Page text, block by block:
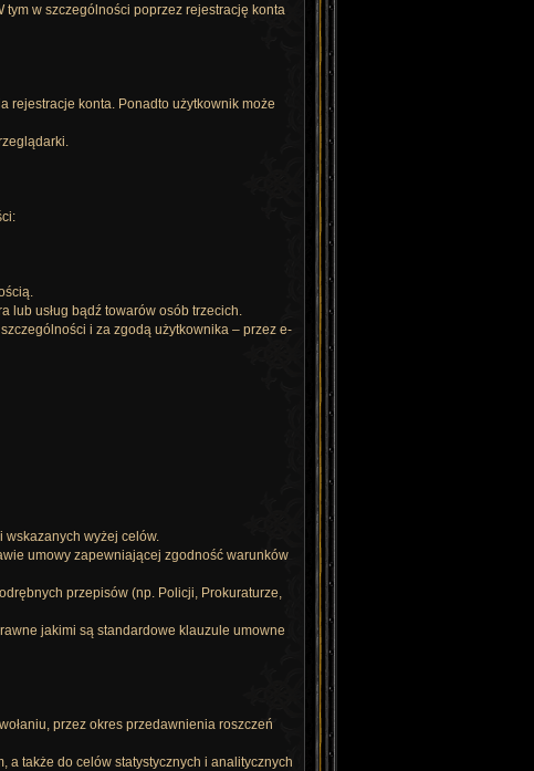
w szczególności poprzez rejestrację konta
rejestracje konta. Ponadto użytkownik może
lub usług bądź towarów osób trzecich.
i za zgodą użytkownika – przez e-
wyżej celów.
umowy zapewniającej zgodność warunków
przepisów (np. Policji, Prokuraturze,
jakimi są standardowe klauzule umowne
przez okres przedawnienia roszczeń
a także do celów statystycznych i analitycznych